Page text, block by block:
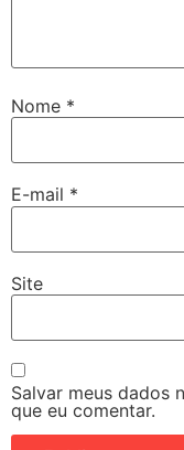
Nome *
E-mail *
Site
Salvar meus dados
que eu comentar.